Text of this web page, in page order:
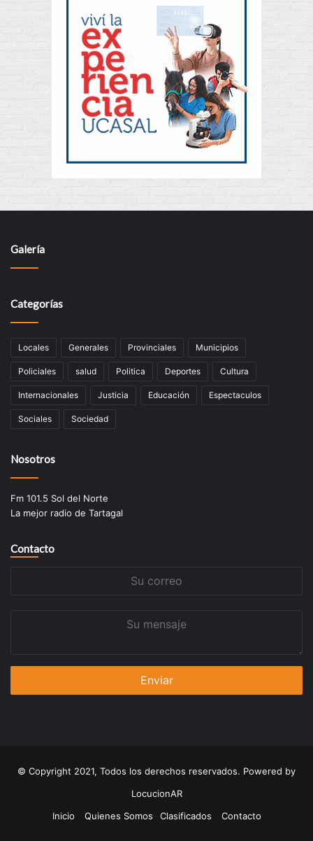
Galería
Categorías
Locales Generales Provinciales Municipios
Policiales salud Politica Deportes Cultura
Internacionales Justicia Educación Espectaculos
Sociales Sociedad
Nosotros
Fm 101.5 Sol del Norte
La mejor radio de Tartagal
Contacto
© Copyright 2021, Todos los derechos reservados. Powered by
LocucionAR
Inicio
Quienes Somos Clasificados Contacto